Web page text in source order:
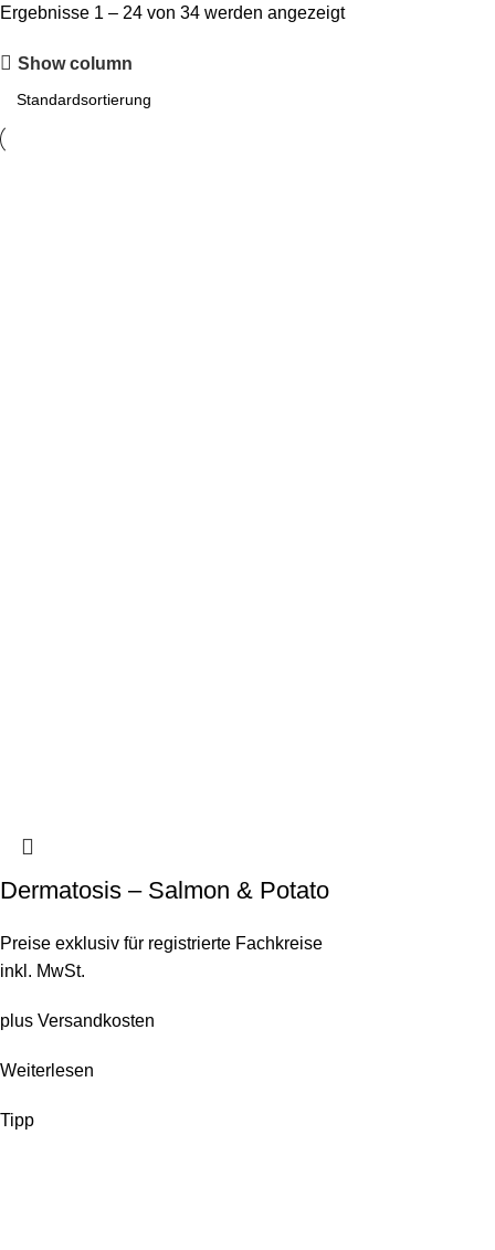
Ergebnisse 1 – 24 von 34 werden angezeigt
Show column
Dermatosis – Salmon & Potato
Preise exklusiv für registrierte Fachkreise
inkl. MwSt.
plus Versandkosten
Weiterlesen
Tipp